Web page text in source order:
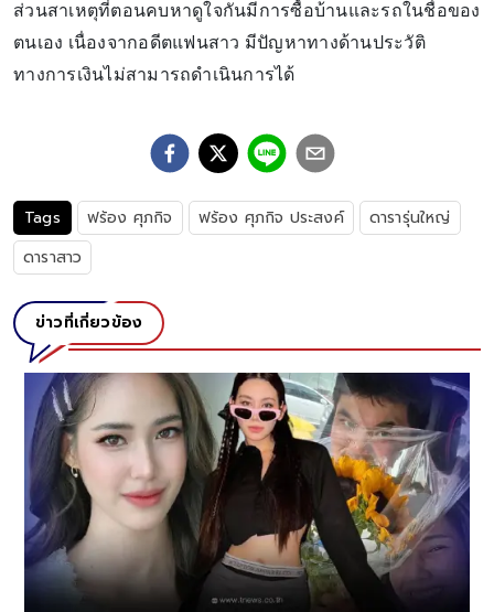
ส่วนสาเหตุที่ตอนคบหาดูใจกันมีการซื้อบ้านและรถในชื่อของ
ตนเอง เนื่องจากอดีตแฟนสาว มีปัญหาทางด้านประวัติ
ทางการเงินไม่สามารถดำเนินการได้
Tags ฟร้อง ศุภกิจ ฟร้อง ศุภกิจ ประสงค์
ดารารุ่นใหญ่
ดาราสาว
ข่าวที่เกี่ยวข้อง